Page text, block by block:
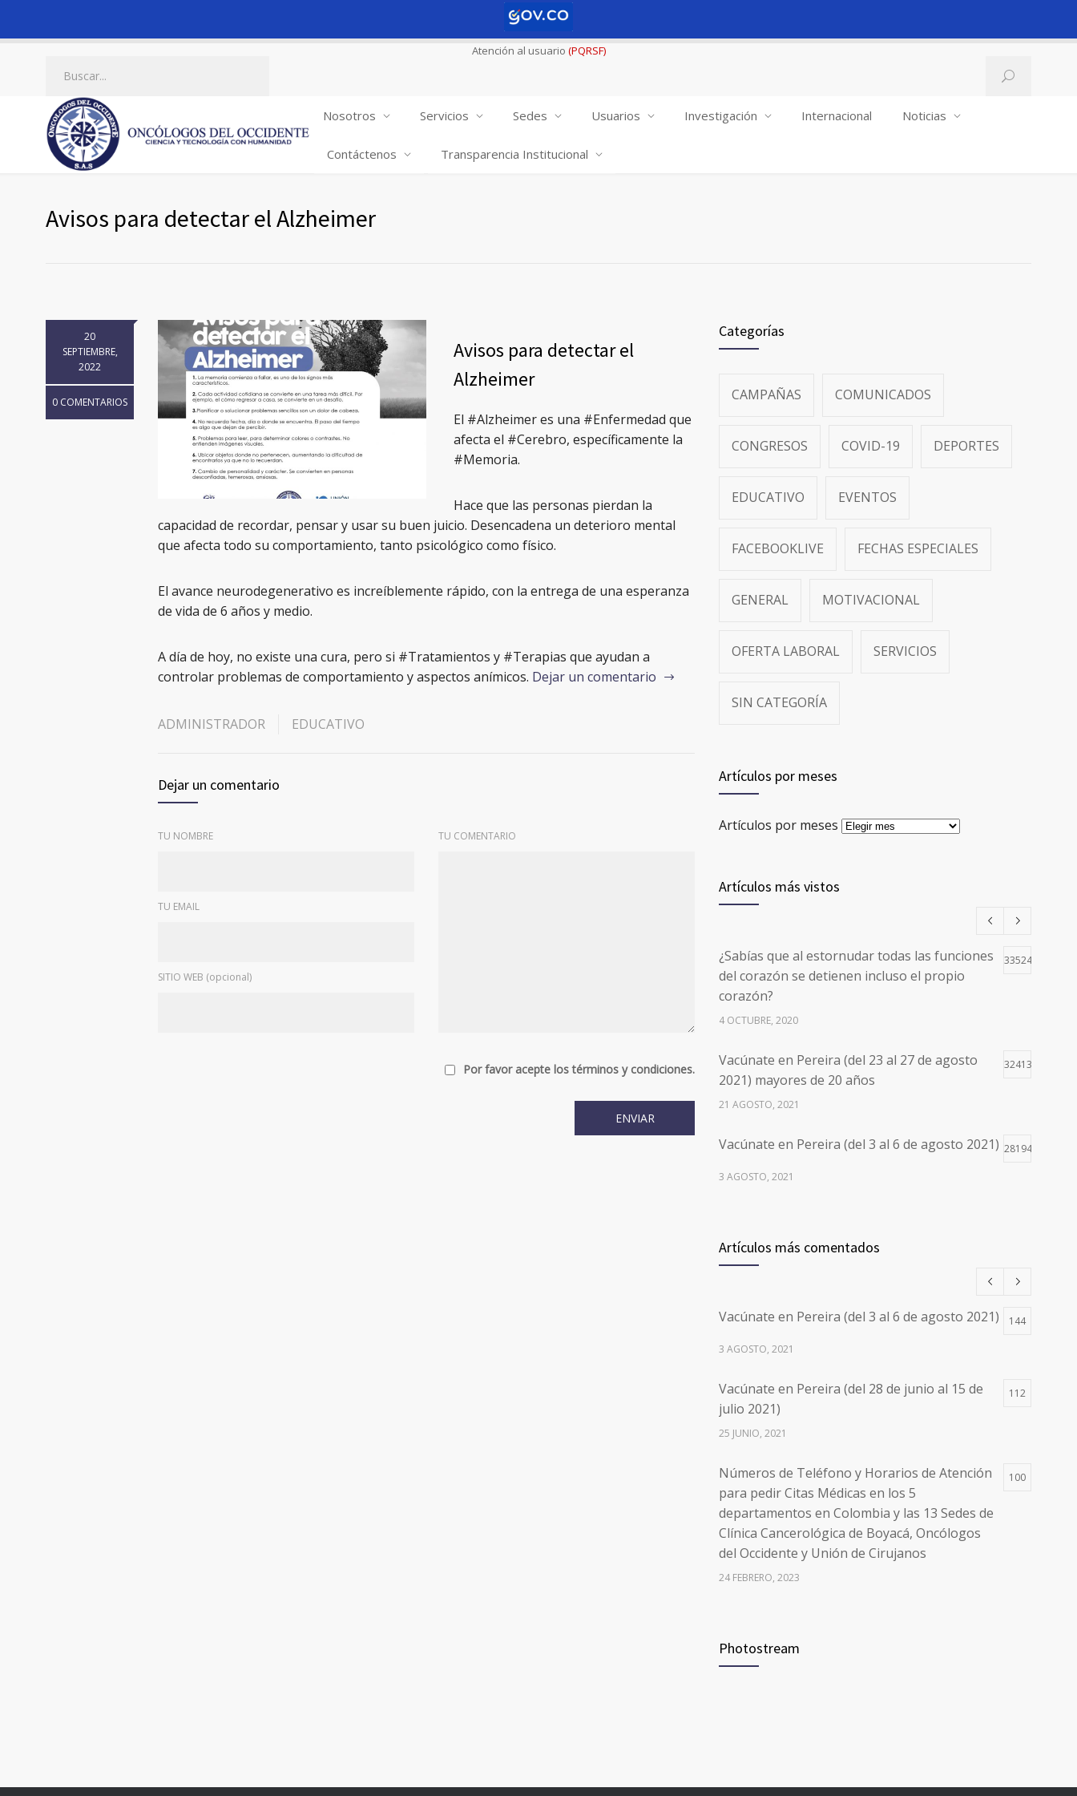
Atención al usuario (PQRSF)
Nosotros Servicios Sedes Usuarios Investigación Internacional Noticias
Contáctenos Transparencia Institucional
Avisos para detectar el Alzheimer
20
SEPTIEMBRE,
2022
0 COMENTARIOS
Avisos para detectar el
Alzheimer
El #Alzheimer es una #Enfermedad que
afecta el #Cerebro, específicamente la
#Memoria.
Hace que las personas pierdan la
capacidad de recordar, pensar y usar su buen juicio. Desencadena un deterioro mental
que afecta todo su comportamiento, tanto psicológico como físico.
El avance neurodegenerativo es increíblemente rápido, con la entrega de una esperanza
de vida de 6 años y medio.
A día de hoy, no existe una cura, pero si #Tratamientos y #Terapias que ayudan a
controlar problemas de comportamiento y aspectos anímicos. Dejar un comentario
ADMINISTRADOR EDUCATIVO
Dejar un comentario
TU NOMBRE
TU EMAIL
SITIO WEB (opcional)
TU COMENTARIO
Por favor acepte los términos y condiciones.
Categorías
CAMPAÑAS COMUNICADOS
CONGRESOS COVID-19 DEPORTES
EDUCATIVO EVENTOS
FACEBOOKLIVE FECHAS ESPECIALES
GENERAL MOTIVACIONAL
OFERTA LABORAL SERVICIOS
SIN CATEGORÍA
Artículos por meses
Artículos por meses
Artículos más vistos
¿Sabías que al estornudar todas las funciones
del corazón se detienen incluso el propio
corazón?
33524
4 OCTUBRE, 2020
Vacúnate en Pereira (del 23 al 27 de agosto
2021) mayores de 20 años
32413
21 AGOSTO, 2021
Vacúnate en Pereira (del 3 al 6 de agosto 2021) 28194
3 AGOSTO, 2021
2021) mayores de 20 años
para pedir Citas Médicas en los 5
del Occidente y Unión de Cirujanos
24 FEBRERO, 2023
Artículos más comentados
Vacúnate en Pereira (del 3 al 6 de agosto 2021) 144
3 AGOSTO, 2021
Vacúnate en Pereira (del 28 de junio al 15 de
julio 2021)
112
25 JUNIO, 2021
Números de Teléfono y Horarios de Atención
para pedir Citas Médicas en los 5
departamentos en Colombia y las 13 Sedes de
Clínica Cancerológica de Boyacá, Oncólogos
del Occidente y Unión de Cirujanos
100
24 FEBRERO, 2023
3 JUNIO, 2021
Photostream